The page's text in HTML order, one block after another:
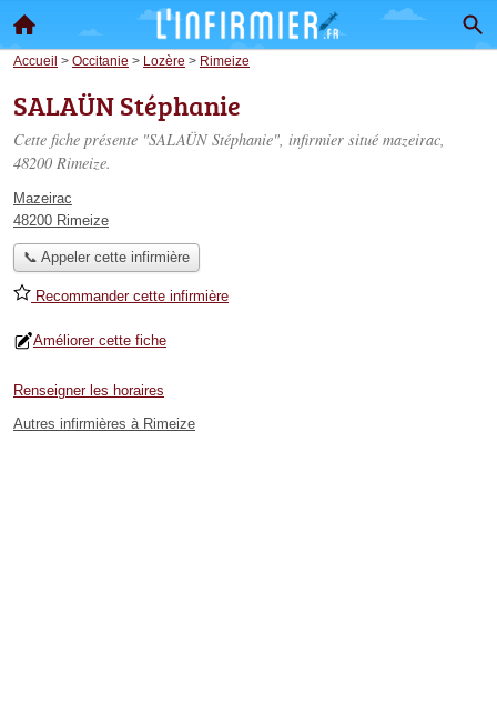
Accueil > Occitanie > Lozère > Rimeize
SALAÜN Stéphanie
Cette fiche présente "SALAÜN Stéphanie", infirmier situé mazeirac,
48200 Rimeize.
Mazeirac
48200 Rimeize
📞 Appeler cette infirmière
Recommander cette infirmière
Améliorer cette fiche
Renseigner les horaires
Autres infirmières à Rimeize